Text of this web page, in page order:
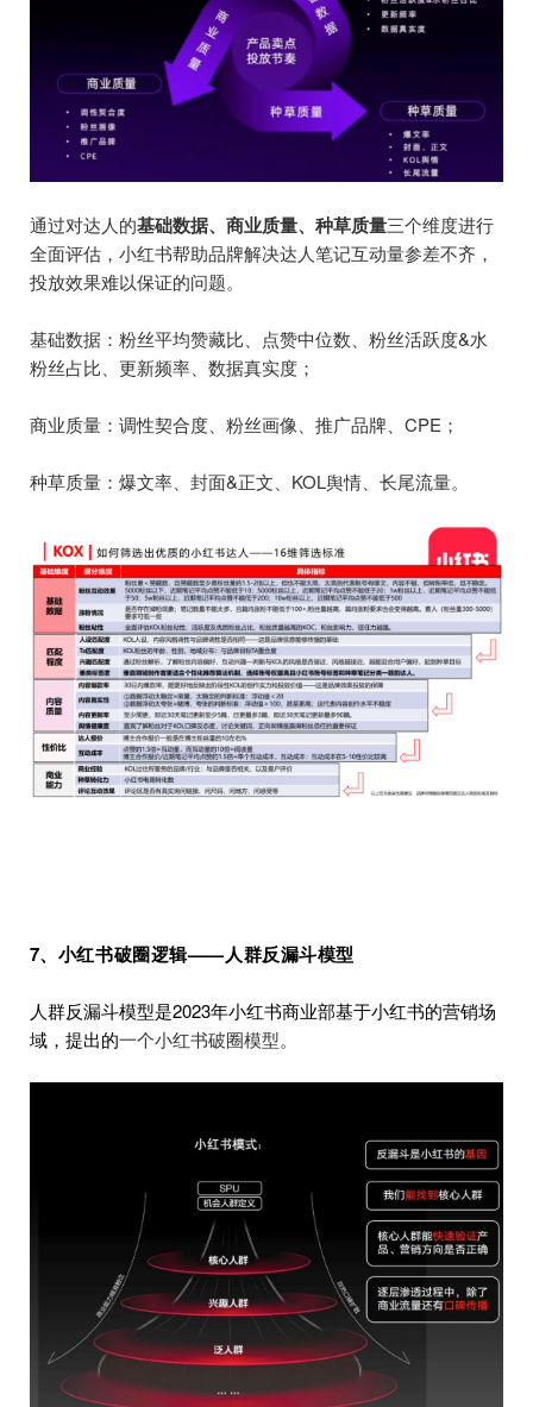
通过对达人的基础数据、商业质量、种草质量三个维度进行
全面评估，小红书帮助品牌解决达人笔记互动量参差不齐，
投放效果难以保证的问题。
基础数据：粉丝平均赞藏比、点赞中位数、粉丝活跃度&水
粉丝占比、更新频率、数据真实度；
商业质量：调性契合度、粉丝画像、推广品牌、CPE；
种草质量：爆文率、封面&正文、KOL舆情、长尾流量。
7、小红书破圈逻辑——人群反漏斗模型
人群反漏斗模型是2023年小红书商业部基于小红书的营销场
域，提出的一个小红书破圈模型。